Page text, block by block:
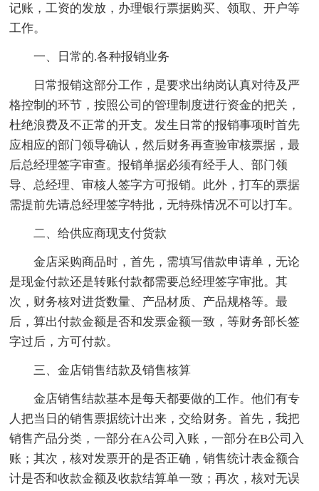
记账，工资的发放，办理银行票据购买、领取、开户等
工作。
一、日常的.各种报销业务
日常报销这部分工作，是要求出纳岗认真对待及严
格控制的环节，按照公司的管理制度进行资金的把关，
杜绝浪费及不正常的开支。发生日常的报销事项时首先
应相应的部门领导确认，然后财务再查验审核票据，最
后总经理签字审查。报销单据必须有经手人、部门领
导、总经理、审核人签字方可报销。此外，打车的票据
需提前先请总经理签字特批，无特殊情况不可以打车。
二、给供应商现支付货款
金店采购商品时，首先，需填写借款申请单，无论
是现金付款还是转账付款都需要总经理签字审批。其
次，财务核对进货数量、产品材质、产品规格等。最
后，算出付款金额是否和发票金额一致，等财务部长签
字过后，方可付款。
三、金店销售结款及销售核算
金店销售结款基本是每天都要做的工作。他们有专
人把当日的销售票据统计出来，交给财务。首先，我把
销售产品分类，一部分在A公司入账，一部分在B公司入
账；其次，核对发票开的是否正确，销售统计表金额合
计是否和收款金额及收款结算单一致；再次，核对无误